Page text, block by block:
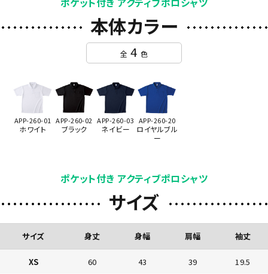
本体カラー
全 4 色
APP-260-01
ホワイト
APP-260-02
ブラック
APP-260-03
ネイビー
APP-260-20
ロイヤルブル
ー
ポケット付き アクティブポロシャツ
サイズ
サイズ 身丈 身幅 肩幅 袖丈
XS 60 43 39 19.5